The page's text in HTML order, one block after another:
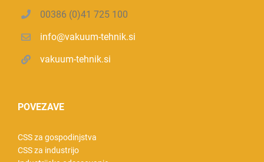
00386 (0)41 725 100
info@vakuum-tehnik.si
vakuum-tehnik.si
POVEZAVE
CSS za gospodinjstva
CSS za industrijo